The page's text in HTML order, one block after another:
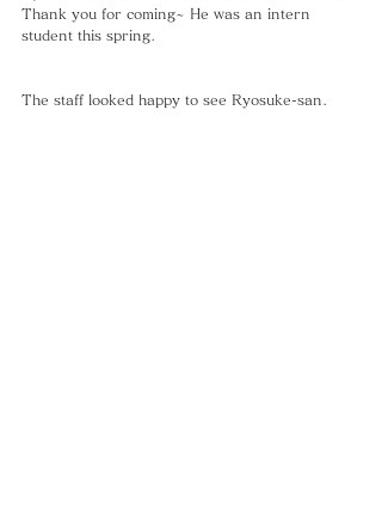
Thank you for coming~ He was an intern
student this spring.
The staff looked happy to see Ryosuke-san.